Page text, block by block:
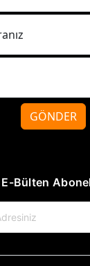
GÖNDER
E-Bülten